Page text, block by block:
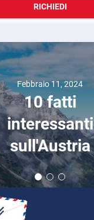
RICHIEDI
Febbraio 11, 2024
10 fatti
interessanti
sull'Austria